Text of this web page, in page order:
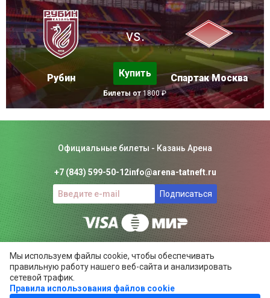
Рубин
vs.
Купить
Билеты от1800 ₽
Спартак Москва
Официальные билеты - Казань Арена
+7 (843) 599-50-12info@arena-tatneft.ru
Подписаться
Казань Арены.
Положение об общих правилах
ARENA-TATNEFT.RU ©
Мы используем файлы cookie, чтобы обеспечивать
правильную работу нашего веб-сайта и анализировать
сетевой трафик.
Правила использования файлов cookie